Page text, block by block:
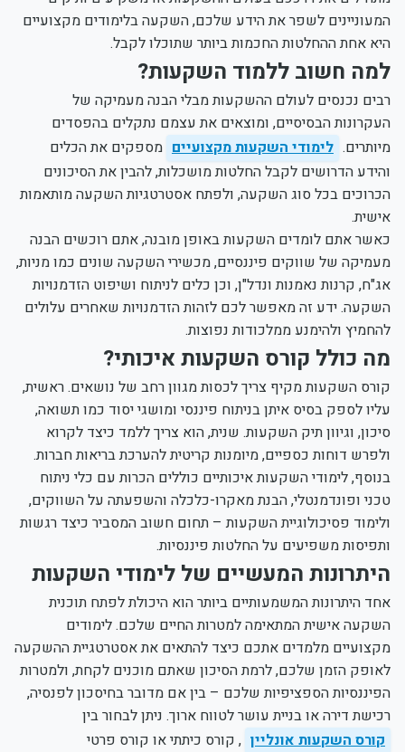
המעוניינים לשפר את הידע שלכם, השקעה בלימודים מקצועיים
היא אחת ההחלטות החכמות ביותר שתוכלו לקבל.
למה חשוב ללמוד השקעות?
רבים נכנסים לעולם ההשקעות מבלי הבנה מעמיקה של
העקרונות הבסיסיים, ומוצאים את עצמם נתקלים בהפסדים
מיותרים. לימודי השקעות מקצועיים מספקים את הכלים
והידע הדרושים לקבל החלטות מושכלות, להבין את הסיכונים
הכרוכים בכל סוג השקעה, ולפתח אסטרטגיות השקעה מותאמות
אישית.
כאשר אתם לומדים השקעות באופן מובנה, אתם רוכשים הבנה
מעמיקה של שווקים פיננסיים, מכשירי השקעה שונים כמו מניות,
אג"ח, קרנות נאמנות ונדל"ן, וכן כלים לניתוח ושיפוט הזדמנויות
השקעה. ידע זה מאפשר לכם לזהות הזדמנויות שאחרים עלולים
להחמיץ ולהימנע ממלכודות נפוצות.
מה כולל קורס השקעות איכותי?
קורס השקעות מקיף צריך לכסות מגוון רחב של נושאים. ראשית,
עליו לספק בסיס איתן בניתוח פיננסי ומושגי יסוד כמו תשואה,
סיכון, וגיוון תיק השקעות. שנית, הוא צריך ללמד כיצד לקרוא
ולפרש דוחות כספיים, מיומנות קריטית להערכת בריאות חברות.
בנוסף, לימודי השקעות איכותיים כוללים הכרות עם כלי ניתוח
טכני ופונדמנטלי, הבנת מאקרו-כלכלה והשפעתה על השווקים,
ולימוד פסיכולוגיית השקעות – תחום חשוב המסביר כיצד רגשות
ותפיסות משפיעים על החלטות פיננסיות.
היתרונות המעשיים של לימודי השקעות
אחד היתרונות המשמעותיים ביותר הוא היכולת לפתח תוכנית
השקעה אישית המתאימה למטרות החיים שלכם. לימודים
מקצועיים מלמדים אתכם כיצד להתאים את אסטרטגיית ההשקעה
לאופק הזמן שלכם, לרמת הסיכון שאתם מוכנים לקחת, ולמטרות
הפיננסיות הספציפיות שלכם – בין אם מדובר בחיסכון לפנסיה,
רכישת דירה או בניית עושר לטווח ארוך. ניתן לבחור בין
קורס השקעות אונליין , קורס כיתתי או קורס פרטי